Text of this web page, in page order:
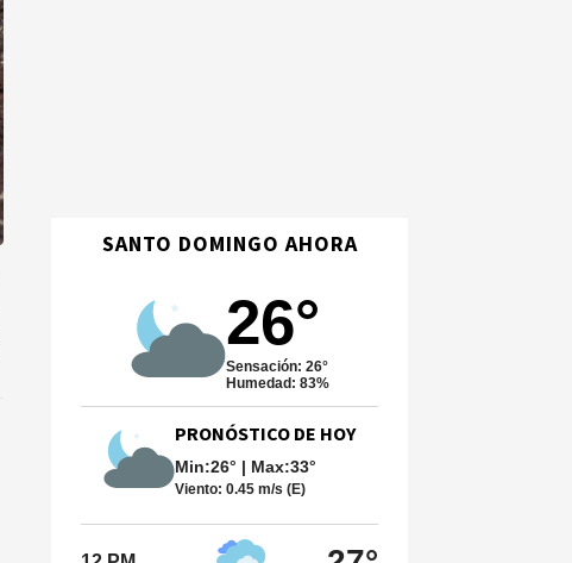
SANTO DOMINGO AHORA
26°
Sensación: 26°
Humedad: 83%
PRONÓSTICO DE HOY
Min:26° | Max:33°
Viento: 0.45 m/s (E)